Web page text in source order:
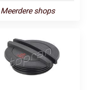
Meerdere shops